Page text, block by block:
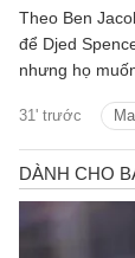
31' trước
Theo Ben
để Djed
nhưng họ